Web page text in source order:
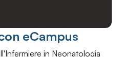
eCampus
in Neonatologia